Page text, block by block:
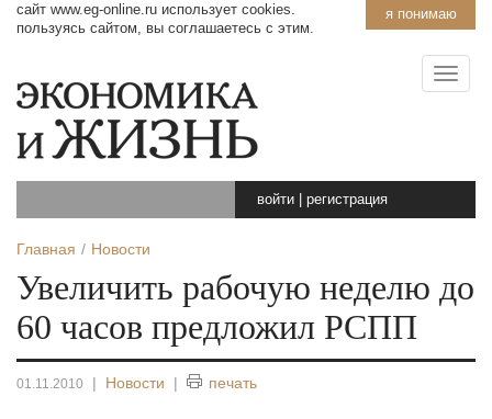
я понимаю
сайт www.eg-online.ru использует cookies.
пользуясь сайтом, вы соглашаетесь с этим.
войти регистрация
Главная Новости
Увеличить рабочую неделю до
60 часов предложил РСПП
01.11.2010 | Новости | печать